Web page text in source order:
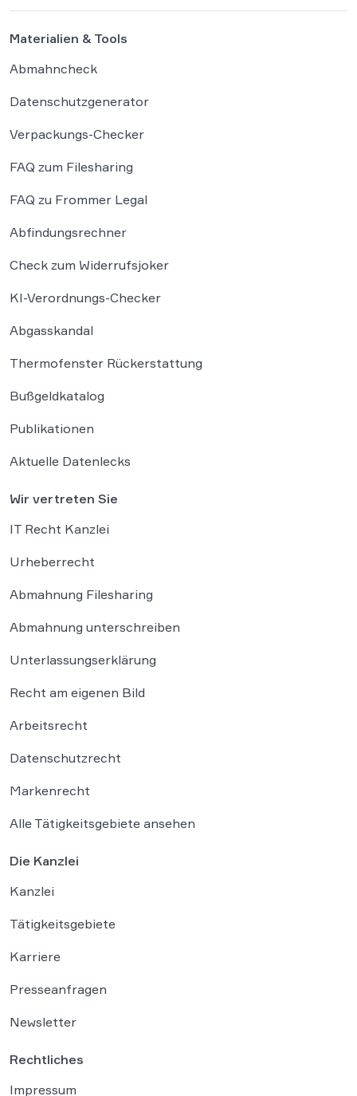
Materialien & Tools
Abmahncheck
Datenschutzgenerator
Verpackungs-Checker
FAQ zum Filesharing
FAQ zu Frommer Legal
Abfindungsrechner
Check zum Widerrufsjoker
KI-Verordnungs-Checker
Abgasskandal
Thermofenster Rückerstattung
Bußgeldkatalog
Publikationen
Aktuelle Datenlecks
Wir vertreten Sie
IT Recht Kanzlei
Urheberrecht
Abmahnung Filesharing
Abmahnung unterschreiben
Unterlassungserklärung
Recht am eigenen Bild
Arbeitsrecht
Datenschutzrecht
Markenrecht
Alle Tätigkeitsgebiete ansehen
Die Kanzlei
Kanzlei
Tätigkeitsgebiete
Karriere
Presseanfragen
Newsletter
Rechtliches
Impressum